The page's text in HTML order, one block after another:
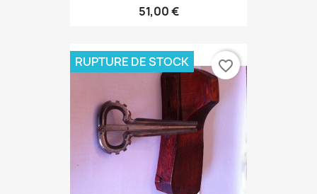
51,00 €
RUPTURE DE STOCK favorite_border